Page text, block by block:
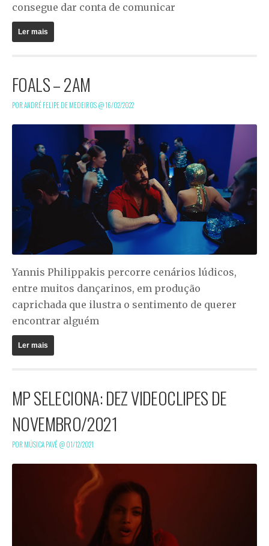
consegue dar conta de comunicar
Ler mais
FOALS – 2AM
POR ANDRÉ FELIPE DE MEDEIROS @16/02/2022
Yannis Philippakis percorre cenários lúdicos,
entre muitos dançarinos, em produção
caprichada que ilustra o sentimento de querer
encontrar alguém
Ler mais
MP SELECIONA: DEZ VIDEOCLIPES DE
NOVEMBRO/2021
POR MÚSICA PAVÊ @01/12/2021